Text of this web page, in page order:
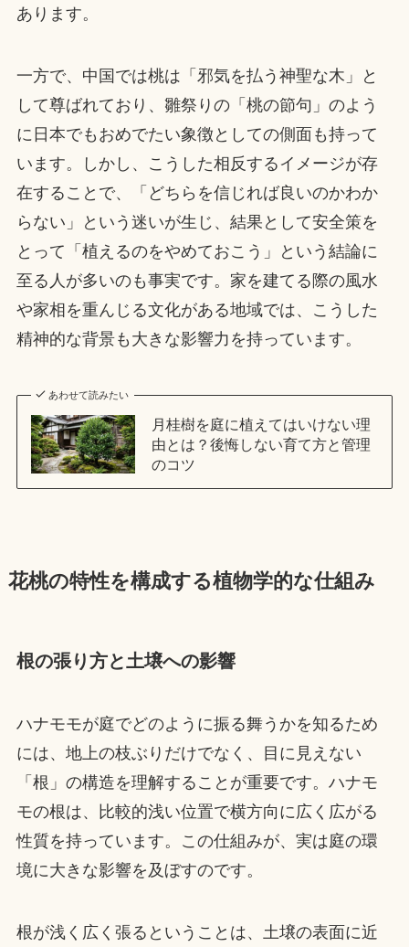
あります。
一方で、中国では桃は「邪気を払う神聖な木」と
して尊ばれており、雛祭りの「桃の節句」のよう
に日本でもおめでたい象徴としての側面も持って
います。しかし、こうした相反するイメージが存
在することで、「どちらを信じれば良いのかわか
らない」という迷いが生じ、結果として安全策を
とって「植えるのをやめておこう」という結論に
至る人が多いのも事実です。家を建てる際の風水
や家相を重んじる文化がある地域では、こうした
精神的な背景も大きな影響力を持っています。
あわせて読みたい
月桂樹を庭に植えてはいけない理
由とは？後悔しない育て方と管理
のコツ
花桃の特性を構成する植物学的な仕組み
根の張り方と土壌への影響
ハナモモが庭でどのように振る舞うかを知るため
には、地上の枝ぶりだけでなく、目に見えない
「根」の構造を理解することが重要です。ハナモ
モの根は、比較的浅い位置で横方向に広く広がる
性質を持っています。この仕組みが、実は庭の環
境に大きな影響を及ぼすのです。
根が浅く広く張るということは、土壌の表面に近